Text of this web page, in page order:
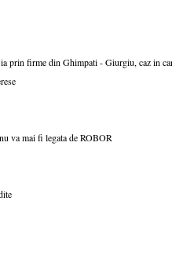
prin firme din Ghimpati - Giurgiu, caz in
va mai fi legata de ROBOR